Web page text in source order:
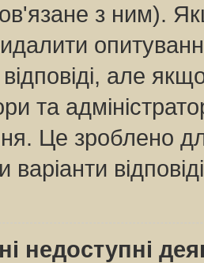
з ним).
відповіді, але
та
Це зроблено
варіанти
недоступні